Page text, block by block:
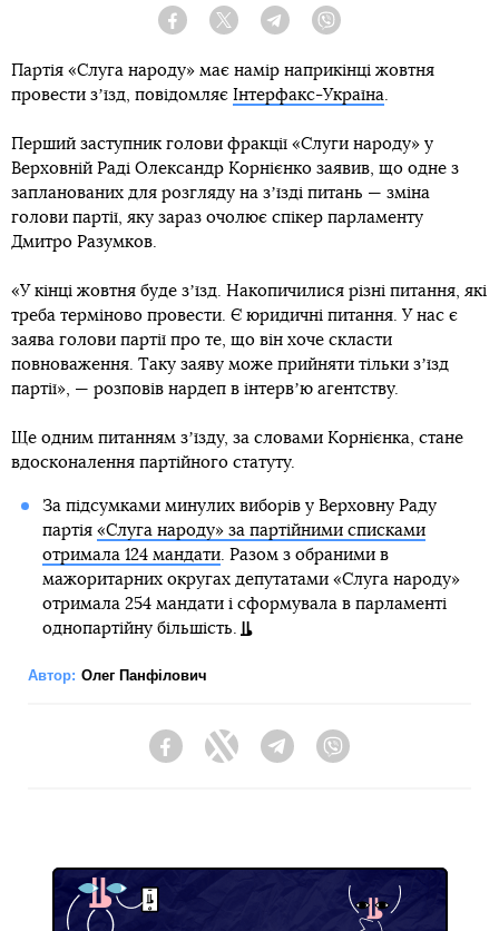
Facebook Twitter Telegram
Партія «Слуга народу» має намір наприкінці жовтня
провести зʼїзд, повідомляє Інтерфакс-Україна.
Перший заступник голови фракції «Слуги народу» у
Верховній Раді Олександр Корнієнко заявив, що одне з
запланованих для розгляду на зʼїзді питань — зміна
голови партії, яку зараз очолює спікер парламенту
Дмитро Разумков.
«У кінці жовтня буде зʼїзд. Накопичилися різні питання, які
треба терміново провести. Є юридичні питання. У нас є
заява голови партії про те, що він хоче скласти
повноваження. Таку заяву може прийняти тільки зʼїзд
партії», — розповів нардеп в інтервʼю агентству.
Ще одним питанням зʼїзду, за словами Корнієнка, стане
вдосконалення партійного статуту.
За підсумками минулих виборів у Верховну Раду
партія «Слуга народу» за партійними списками
отримала 124 мандати. Разом з обраними в
мажоритарних округах депутатами «Слуга народу»
отримала 254 мандати і сформувала в парламенті
однопартійну більшість.
Автор: Олег Панфілович
FacebookTwitter Telegram